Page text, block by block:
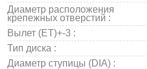
Диаметр расположения
крепежных отверстий :
Вылет (ET)+-3 :
Тип диска :
Диаметр ступицы (DIA) :